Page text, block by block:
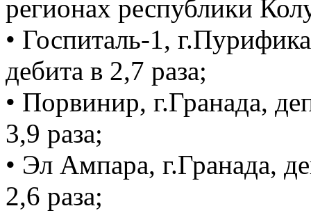
регионах республики
• Госпиталь-1,
дебита в 2,7 раза;
• Порвинир, г.Гранада,
3,9 раза;
• Эл Ампара, г.Гранада,
2,6 раза;